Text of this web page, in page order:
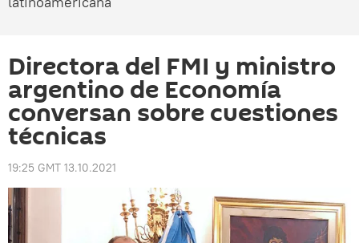
Directora del FMI y ministro
argentino de Economía
conversan sobre cuestiones
técnicas
19:25 GMT 13.10.2021